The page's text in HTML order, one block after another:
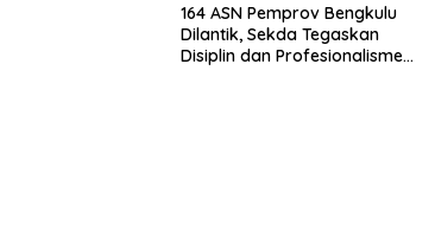
164 ASN Pemprov Bengkulu
Dilantik, Sekda Tegaskan
Disiplin dan Profesionalisme